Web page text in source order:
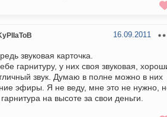
16.09.2011
звуковая карточка.
гарнитуру, у них своя звуковая,
звук. Думаю в полне можно в них
эфиры. Я не веду, мне это не нужно,
на высоте за свои деньги.